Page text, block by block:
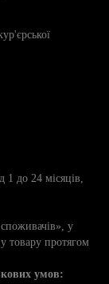
1 до 24 місяців,
у
товару протягом
умов: